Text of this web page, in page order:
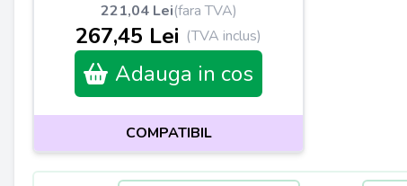
221,04 Lei(fara TVA)
267,45 Lei (TVA inclus)
Adauga in cos
COMPATIBIL